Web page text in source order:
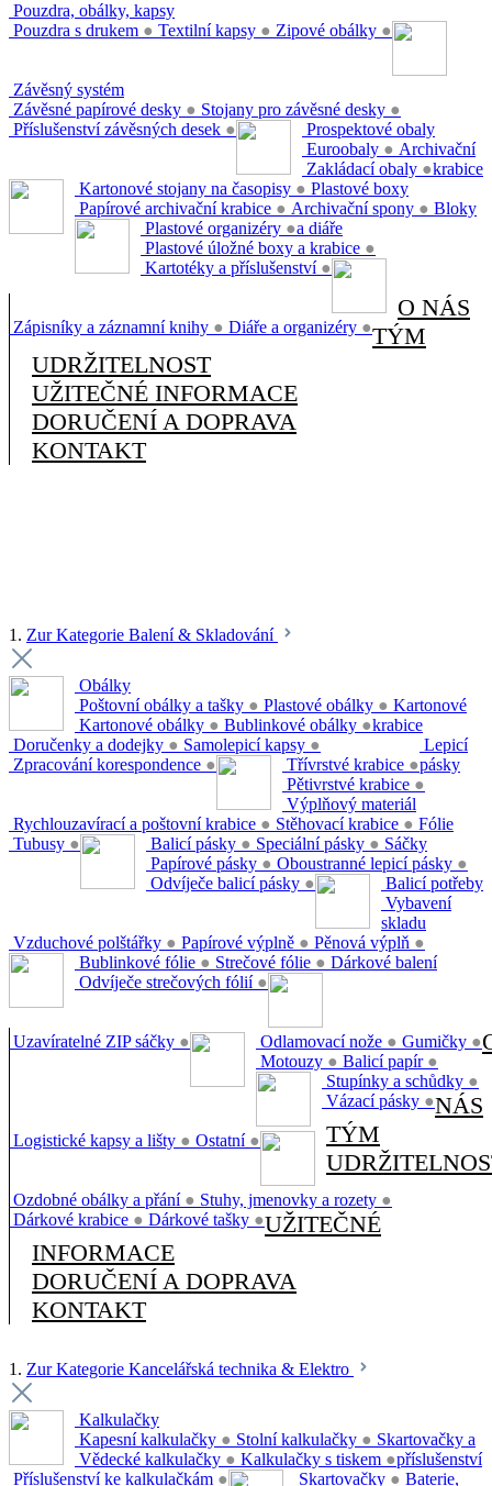
Pouzdra, obálky, kapsy
Pouzdra s drukem ● Textilní kapsy ● Zipové obálky ●
Závěsný systém
Závěsné papírové desky ● Stojany pro závěsné desky ●
Příslušenství závěsných desek ●
Prospektové obaly
Euroobaly ●
Zakládací obaly ●
Archivační
krabice
Kartonové stojany na časopisy ●
Papírové archivační krabice ● Archivační spony ●
Plastové boxy
Plastové organizéry ●
Plastové úložné boxy a krabice ●
Kartotéky a příslušenství ●
Bloky
a diáře
Zápisníky a záznamní knihy ● Diáře a organizéry ●
O NÁS
TÝM
UDRŽITELNOST
UŽITEČNÉ INFORMACE
DORUČENÍ A DOPRAVA
KONTAKT
1. Zur Kategorie Balení & Skladování
Obálky
Poštovní obálky a tašky ● Plastové obálky ●
Kartonové obálky ● Bublinkové obálky ●
Doručenky a dodejky ● Samolepicí kapsy ●
Zpracování korespondence ●
Kartonové
krabice
Třívrstvé krabice ●
Pětivrstvé krabice ●
Rychlouzavírací a poštovní krabice ● Stěhovací krabice ●
Tubusy ●
Lepicí
pásky
Balicí pásky ● Speciální pásky ●
Papírové pásky ● Oboustranné lepicí pásky ●
Odvíječe balicí pásky ●
Výplňový materiál
Vzduchové polštářky ● Papírové výplně ● Pěnová výplň ●
Fólie
Bublinkové fólie ● Strečové fólie ●
Odvíječe strečových fólií ●
Sáčky
Uzavíratelné ZIP sáčky ●
Balicí potřeby
Odlamovací nože ● Gumičky ●
Motouzy ● Balicí papír ●
Vybavení
skladu
Stupínky a schůdky ●
Vázací pásky ●
Logistické kapsy a lišty ● Ostatní ●
Dárkové balení
Ozdobné obálky a přání ● Stuhy, jmenovky a rozety ●
Dárkové krabice ● Dárkové tašky ●
NÁS
TÝM
UŽITEČNÉ
INFORMACE
DORUČENÍ A DOPRAVA
KONTAKT
1. Zur Kategorie Kancelářská technika & Elektro
Kalkulačky
Kapesní kalkulačky ● Stolní kalkulačky ●
Vědecké kalkulačky ● Kalkulačky s tiskem ●
Příslušenství ke kalkulačkám ●
Skartovačky a
příslušenství
Skartovačky ● Baterie,